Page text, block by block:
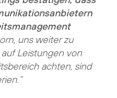
uns weiter zu
Leistungen von
achten, sind